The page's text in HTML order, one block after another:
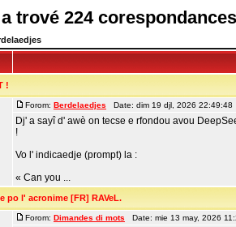
trové 224 corespondances
!
Forom: Berdelaedjes Date: dim 19 djl, 2026
Dj' a sayî d' awè on tecse e rfondou avou
!
Vo l' indicaedje (prompt) la :
« Can you ...
po l' acronime [FR] RAVeL.
Forom: Dimandes di mots Date: mie 13 may, 2026